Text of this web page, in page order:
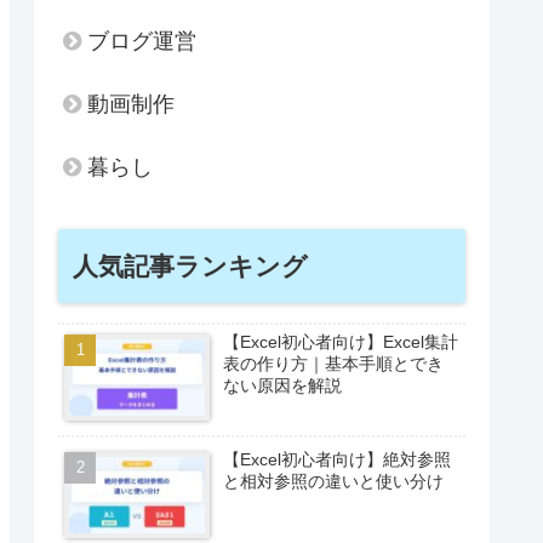
ブログ運営
動画制作
暮らし
人気記事ランキング
【Excel初心者向け】Excel集計
表の作り方｜基本手順とでき
ない原因を解説
【Excel初心者向け】絶対参照
と相対参照の違いと使い分け